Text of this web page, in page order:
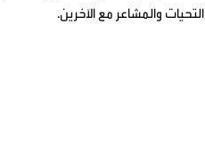
التحيات والمشاعر مع الآخرين.